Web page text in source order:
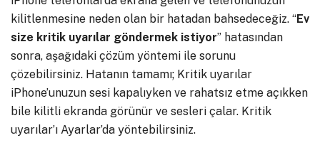
kilitlenmesine neden olan bir hatadan bahsedeceğiz. “Ev
size kritik uyarılar göndermek istiyor” hatasından
sonra, aşağıdaki çözüm yöntemi ile sorunu
çözebilirsiniz. Hatanın tamamı; Kritik uyarılar
iPhone’unuzun sesi kapalıyken ve rahatsız etme açıkken
bile kilitli ekranda görünür ve sesleri çalar. Kritik
uyarılar’ı Ayarlar’da yöntebilirsiniz.